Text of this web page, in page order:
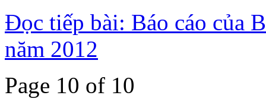
Đọc tiếp bài: Báo cáo của
năm 2012
Page 10 of 10